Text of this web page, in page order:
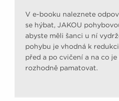
V e-booku naleznete
se hýbat, JAKOU
abyste měli šanci u ní
pohybu je vhodná k
před a po cvičení a na co
rozhodně pamatovat.